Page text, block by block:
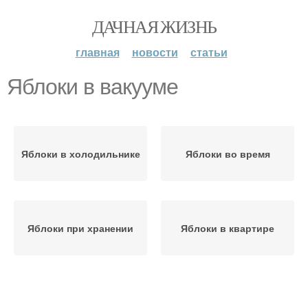
ДАЧНАЯ ЖИЗНЬ
главная новости статьи
Яблоки в вакууме
Яблоки в холодильнике Яблоки во время
Яблоки при хранении Яблоки в квартире